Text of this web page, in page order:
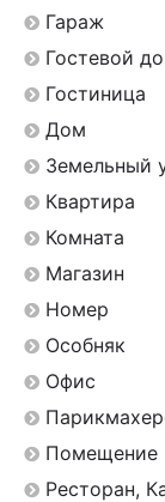
Гараж
Гостевой
Гостиница
Дом
Земельный
Квартира
Комната
Магазин
Номер
Особняк
Офис
Помещение
Ресторан,